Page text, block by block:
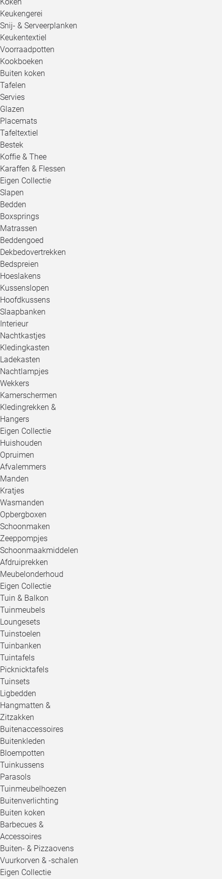
Keukengerei
Snij- & Serveerplanken
Keukentextiel
Voorraadpotten
Kookboeken
Buiten koken
Tafelen
Servies
Glazen
Placemats
Tafeltextiel
Bestek
Koffie & Thee
Karaffen & Flessen
Eigen Collectie
Slapen
Bedden
Boxsprings
Matrassen
Beddengoed
Dekbedovertrekken
Bedspreien
Hoeslakens
Kussenslopen
Hoofdkussens
Slaapbanken
Interieur
Nachtkastjes
Kledingkasten
Ladekasten
Nachtlampjes
Wekkers
Kamerschermen
Kledingrekken &
Hangers
Eigen Collectie
Huishouden
Opruimen
Afvalemmers
Manden
Kratjes
Wasmanden
Opbergboxen
Schoonmaken
Zeeppompjes
Schoonmaakmiddelen
Afdruiprekken
Meubelonderhoud
Eigen Collectie
Tuin & Balkon
Tuinmeubels
Loungesets
Tuinstoelen
Tuinbanken
Tuintafels
Picknicktafels
Tuinsets
Ligbedden
Hangmatten &
Zitzakken
Buitenaccessoires
Buitenkleden
Bloempotten
Tuinkussens
Parasols
Tuinmeubelhoezen
Buitenverlichting
Buiten koken
Barbecues &
Accessoires
Buiten- & Pizzaovens
Vuurkorven & -schalen
Eigen Collectie